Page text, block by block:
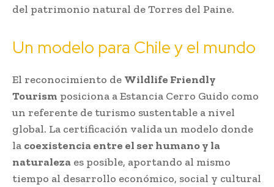
del patrimonio natural de Torres del Paine.
Un modelo para Chile y el mundo
El reconocimiento de Wildlife Friendly
Tourism posiciona a Estancia Cerro Guido como
un referente de turismo sustentable a nivel
global. La certificación valida un modelo donde
la coexistencia entre el ser humano y la
naturaleza es posible, aportando al mismo
tiempo al desarrollo económico, social y cultural